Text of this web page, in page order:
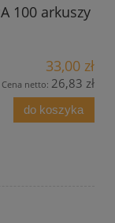
100 arkuszy
33,00 zł
Cena netto: 26,83 zł
do koszyka